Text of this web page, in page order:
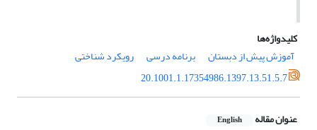
کلیدواژه‌ها
آموزش پیش از دبستان
برنامه درسی
رویکرد شناختی
20.1001.1.17354986.1397.13.51.5.7
عنوان مقاله English